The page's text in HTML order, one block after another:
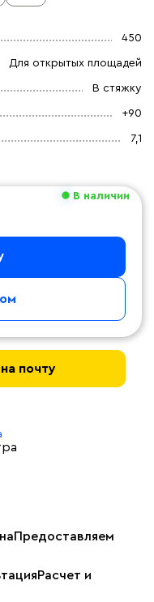
450
Для открытых площадей
В стяжку
+90
7,1
В наличии
почту
Предоставляем
Расчет и